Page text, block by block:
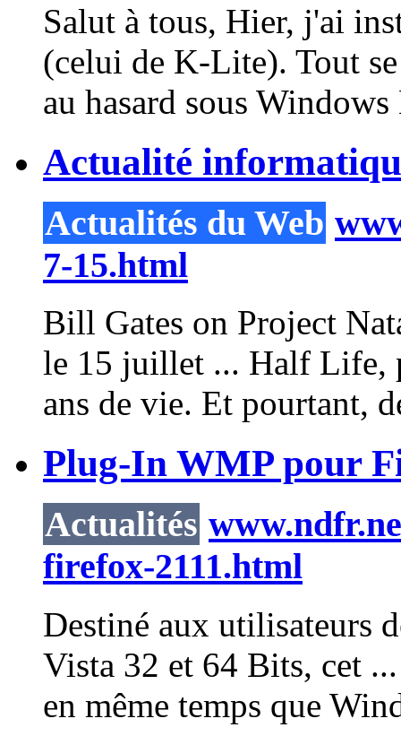
Salut à tous, Hier, j'ai
(celui de K-Lite). Tout
au hasard sous Windows
Actualité
Actualités du Web
7-15.html
Bill Gates on Project
le 15 juillet ... Half Life,
ans de vie. Et pourtant,
Plug-In WMP pour
Actualités
firefox-2111.html
Destiné aux utilisateurs
Vista 32 et 64 Bits, cet
en même temps que